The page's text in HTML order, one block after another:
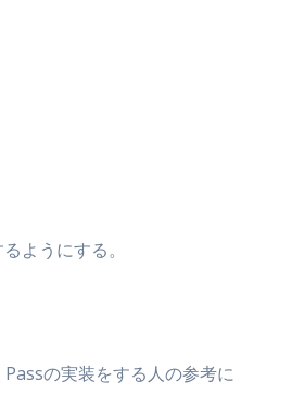
ようにする。
の実装をする人の参考に